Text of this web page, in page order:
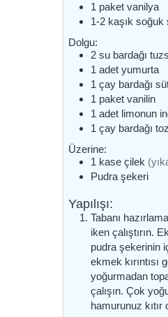
1 paket vanilya
1-2 kaşıksoğuk
Dolgu:
2 su bardağı
1 adet yumurta
1 çay bardağı
1 paket vanilin
1 adet limonun
1 çay bardağı
Üzerine:
1 kase çilek
Pudra şekeri
Yapılışı:
Tabanı
iken çalıştırın.
pudra şekerinin
ekmek kırıntısı
yoğurmadan
çalışın. Çok
hamurunuz